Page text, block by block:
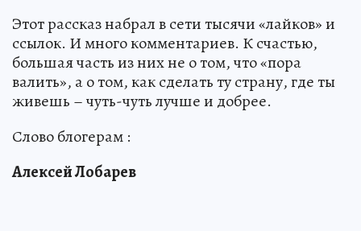
Этот рассказ набрал в сети тысячи «лайков» и
ссылок. И много комментариев. К счастью,
большая часть из них не о том, что «пора
валить», а о том, как сделать ту страну, где ты
живешь – чуть-чуть лучше и добрее.
Слово блогерам :
Алексей Лобарев